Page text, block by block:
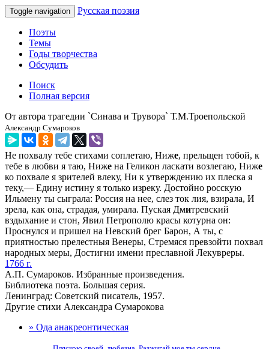
Toggle navigation Русская поэзия
Поэты
Темы
Годы творчества
Обсудить
Поиск
Полная версия
От автора трагедии `Синава и Трувора` Т.М.Троепольской
Александр Сумароков
Не похвалу тебе стихами соплетаю, Ниже, прельщен тобой, к
тебе в любви я таю, Ниже на Геликон ласкати возлегаю, Ниже
ко похвале я зрителей влеку, Ни к утверждению их плеска я
теку,— Едину истину я только изреку. Достойно росскую
Ильмену ты сыграла: Россия на нее, слез ток лия, взирала, И
зрела, как она, страдая, умирала. Пуская Дмитревский
вздыхание и стон, Явил Петрополю красы котурна он:
Проснулся и пришел на Невский брег Барон, А ты, с
приятностью прелестныя Венеры, Стремяся превзойти похвал
народных меры, Достигни имени преславной Лекувреры.
1766 г.
А.П. Сумароков. Избранные произведения.
Библиотека поэта. Большая серия.
Ленинград: Советский писатель, 1957.
Другие стихи Александра Сумарокова
» Ода анакреонтическая